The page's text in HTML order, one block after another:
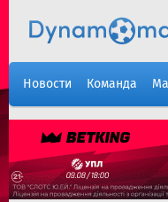
Новости Команда